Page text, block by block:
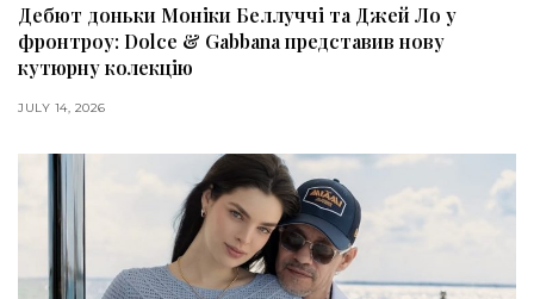
Дебют доньки Моніки Беллуччі та Джей Ло у
фронтроу: Dolce & Gabbana представив нову
кутюрну колекцію
JULY 14, 2026